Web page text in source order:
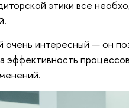
этики все
интересный — он
эффективность